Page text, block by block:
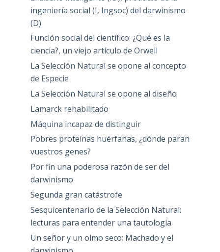
ingeniería social (I, Ingsoc) del darwinismo
(D)
Función social del científico: ¿Qué es la
ciencia?, un viejo artículo de Orwell
La Selección Natural se opone al concepto
de Especie
La Selección Natural se opone al diseño
Lamarck rehabilitado
Máquina incapaz de distinguir
Pobres proteínas huérfanas, ¿dónde paran
vuestros genes?
Por fin una poderosa razón de ser del
darwinismo
Segunda gran catástrofe
Sesquicentenario de la Selección Natural:
lecturas para entender una tautología
Un señor y un olmo seco: Machado y el